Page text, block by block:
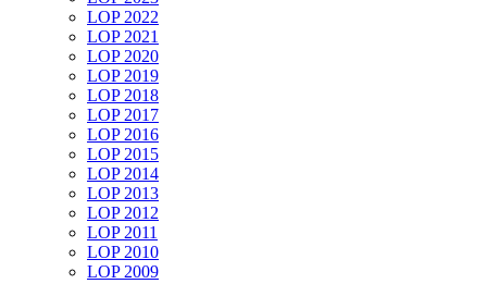
LOP 2022
LOP 2021
LOP 2020
LOP 2019
LOP 2018
LOP 2017
LOP 2016
LOP 2015
LOP 2014
LOP 2013
LOP 2012
LOP 2011
LOP 2010
LOP 2009